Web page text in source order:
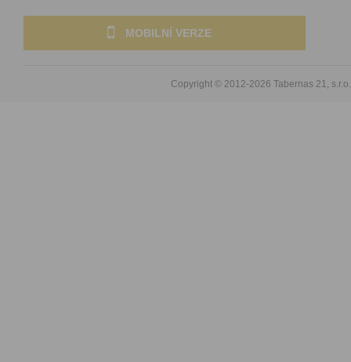
MOBILNÍ VERZE
Copyright © 2012-2026 Tabernas 21, s.r.o.